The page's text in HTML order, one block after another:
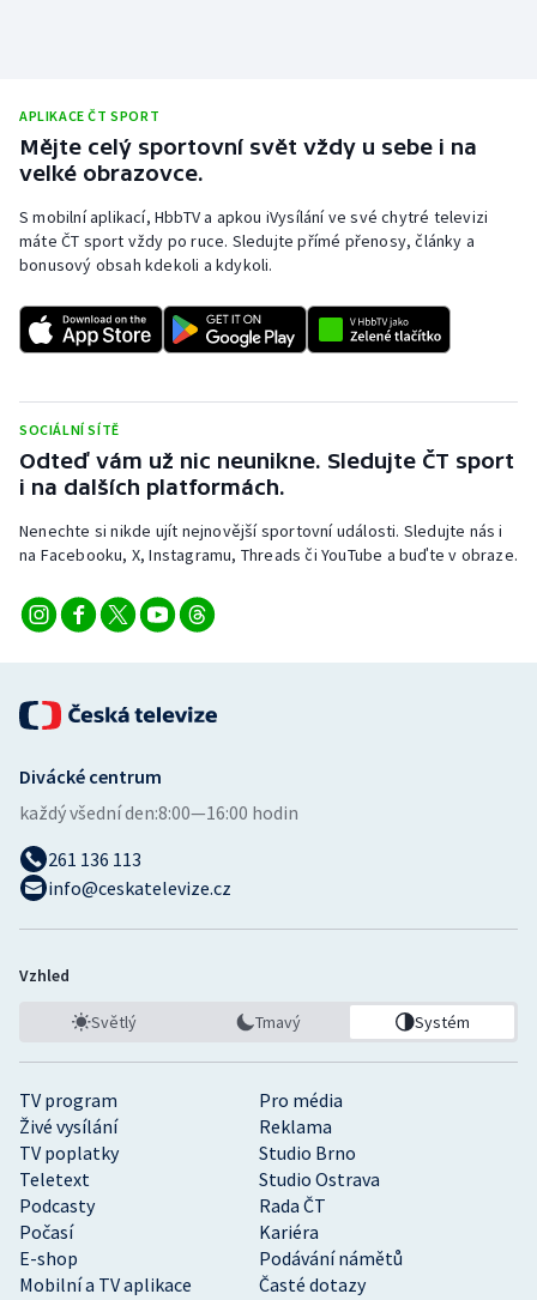
Moderní pětiboj
Motorsport
Olympijské hry
Parasport
Plážový volejbal
Ragby
Rychlobruslení
Rychlostní kanoistika
Short track
Sportovní střelba
Stolní tenis
Veslování
Volejbal
Ostatní
APLIKACE ČT SPORT
Mějte celý sportovní svět vždy u sebe i na
velké obrazovce.
S mobilní aplikací, HbbTV a apkou iVysílání ve své chytré televizi
máte ČT sport vždy po ruce. Sledujte přímé přenosy, články a
bonusový obsah kdekoli a kdykoli.
SOCIÁLNÍ SÍTĚ
Odteď vám už nic neunikne. Sledujte ČT sport
i na dalších platformách.
Nenechte si nikde ujít nejnovější sportovní události. Sledujte nás i
na Facebooku, X, Instagramu, Threads či YouTube a buďte v obraze.
TV program
Pro média
Živé vysílání
Reklama
TV poplatky
Studio Brno
Teletext
Studio Ostrava
Podcasty
Rada ČT
Počasí
Kariéra
E-shop
Podávání námětů
Mobilní a TV aplikace
Časté dotazy
Divácké centrum
každý všední den:8:00—16:00 hodin
261 136 113
info@ceskatelevize.cz
Vzhled
Světlý Tmavý Systém